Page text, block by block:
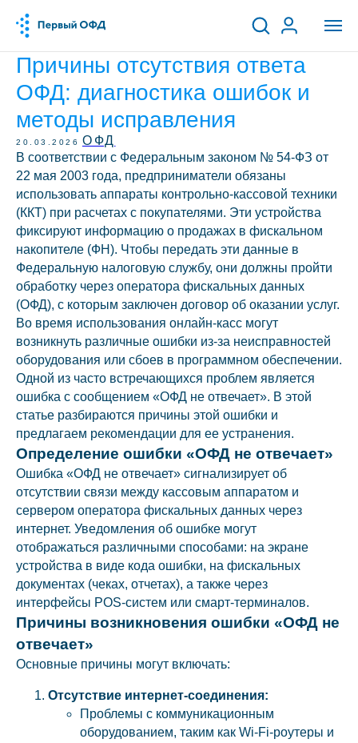
Причины отсутствия ответа
ОФД: диагностика ошибок и
методы исправления
20.03.2026
ОФД
В соответствии с Федеральным законом № 54-ФЗ от
22 мая 2003 года, предприниматели обязаны
использовать аппараты контрольно-кассовой техники
(ККТ) при расчетах с покупателями. Эти устройства
фиксируют информацию о продажах в фискальном
накопителе (ФН). Чтобы передать эти данные в
Федеральную налоговую службу, они должны пройти
обработку через оператора фискальных данных
(ОФД), с которым заключен договор об оказании услуг.
Во время использования онлайн-касс могут
возникнуть различные ошибки из-за неисправностей
оборудования или сбоев в программном обеспечении.
Одной из часто встречающихся проблем является
ошибка с сообщением «ОФД не отвечает». В этой
статье разбираются причины этой ошибки и
предлагаем рекомендации для ее устранения.
Определение ошибки «ОФД не отвечает»
Ошибка «ОФД не отвечает» сигнализирует об
отсутствии связи между кассовым аппаратом и
сервером оператора фискальных данных через
интернет. Уведомления об ошибке могут
отображаться различными способами: на экране
устройства в виде кода ошибки, на фискальных
документах (чеках, отчетах), а также через
интерфейсы POS-систем или смарт-терминалов.
Причины возникновения ошибки «ОФД не
отвечает»
Основные причины могут включать:
Отсутствие интернет-соединения:
Проблемы с коммуникационным
оборудованием, таким как Wi-Fi-роутеры и